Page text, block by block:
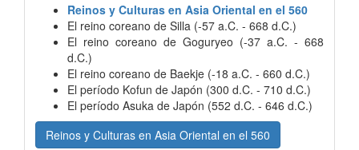
Reinos y Culturas en Asia Oriental en el 560
El reino coreano de Silla (-57 a.C. - 668 d.C.)
El reino coreano de Goguryeo (-37 a.C. - 668
d.C.)
El reino coreano de Baekje (-18 a.C. - 660 d.C.)
El período Kofun de Japón (300 d.C. - 710 d.C.)
El período Asuka de Japón (552 d.C. - 646 d.C.)
Reinos y Culturas en Asia Oriental en el 560